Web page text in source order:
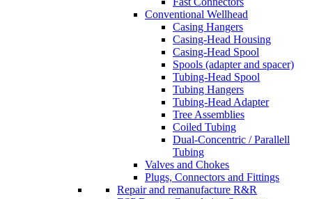
Conventional Wellhead
Casing Hangers
Casing-Head Housing
Casing-Head Spool
Spools (adapter and spacer)
Tubing-Head Spool
Tubing Hangers
Tubing-Head Adapter
Tree Assemblies
Coiled Tubing
Dual-Concentric / Parallell
Tubing
Valves and Chokes
Plugs, Connectors and Fittings
Repair and remanufacture R&R